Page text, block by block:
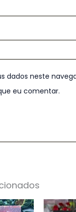
dados neste
eu comentar.